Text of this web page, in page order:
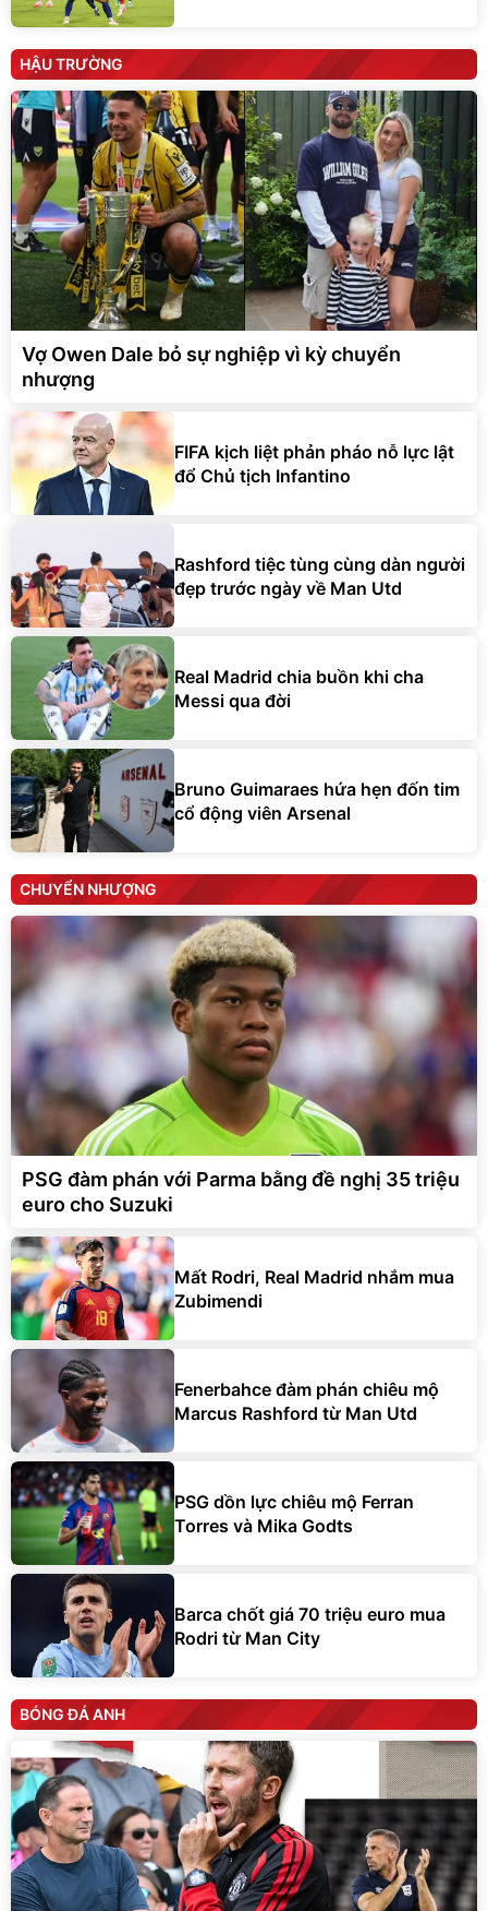
HẬU TRƯỜNG
Vợ Owen Dale bỏ sự nghiệp vì kỳ chuyển
nhượng
FIFA kịch liệt phản pháo nỗ lực lật
đổ Chủ tịch Infantino
Rashford tiệc tùng cùng dàn người
đẹp trước ngày về Man Utd
Real Madrid chia buồn khi cha
Messi qua đời
Bruno Guimaraes hứa hẹn đốn tim
cổ động viên Arsenal
CHUYỂN NHƯỢNG
PSG đàm phán với Parma bằng đề nghị 35 triệu
euro cho Suzuki
Mất Rodri, Real Madrid nhắm mua
Zubimendi
Fenerbahce đàm phán chiêu mộ
Marcus Rashford từ Man Utd
PSG dồn lực chiêu mộ Ferran
Torres và Mika Godts
Barca chốt giá 70 triệu euro mua
Rodri từ Man City
BÓNG ĐÁ ANH